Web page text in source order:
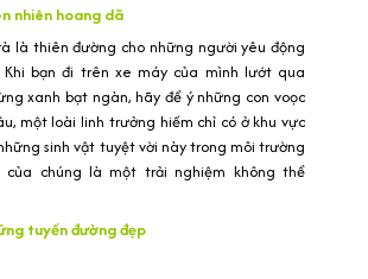
nhiên hoang dã
là thiên đường cho những người yêu động
bạn đi trên xe máy của mình lướt qua
xanh bạt ngàn, hãy để ý những con voọc
một loài linh trưởng hiếm chỉ có ở khu vực
sinh vật tuyệt vời này trong môi trường
của chúng là một trải nghiệm không thể
tuyến đường đẹp